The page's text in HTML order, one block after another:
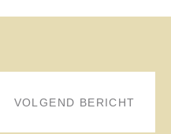
VOLGEND BERICHT